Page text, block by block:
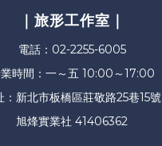
｜旅形工作室｜
電話：02-2255-6005
時間：一～五 10:00～17:00
：新北市板橋區莊敬路25巷15號
旭烽實業社 41406362